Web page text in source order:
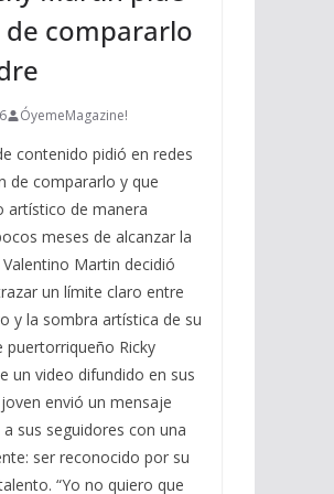
compararlo
ÓyemeMagazine!
contenido pidió en redes
de compararlo y que
artístico de manera
meses de alcanzar la
Martin decidió
un límite claro entre
y la sombra artística de su
puertorriqueño Ricky
un video difundido en sus
envió un mensaje
sus seguidores con una
ser reconocido por su
“Yo no quiero que